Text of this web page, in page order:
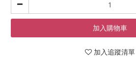
加入購物車
加入追蹤清單